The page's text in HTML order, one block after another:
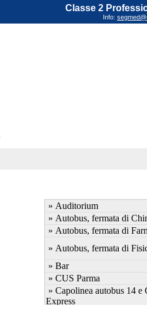
Classe 2
Info:
» Auditorium
» Autobus, fermata di
» Autobus, fermata di
» Autobus, fermata di
» Bar
» CUS Parma
» Capolinea autobus 14 e
Express